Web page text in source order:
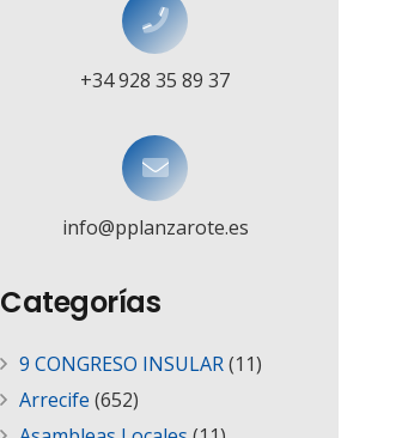
+34 928 35 89 37
info@pplanzarote.es
Categorías
9 CONGRESO INSULAR(11)
Arrecife (652)